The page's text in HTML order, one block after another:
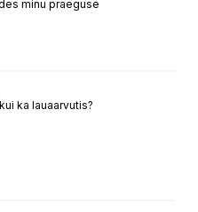
minu praeguse
ka lauaarvutis?